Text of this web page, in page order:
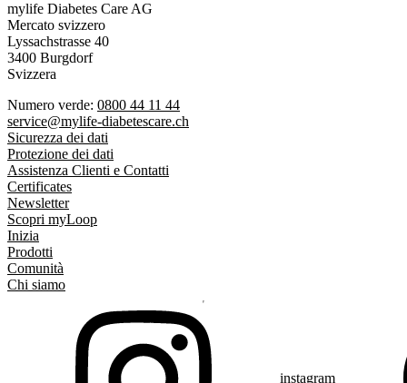
mylife Diabetes Care AG
Mercato svizzero
Lyssachstrasse 40
3400 Burgdorf
Svizzera
Numero verde: 0800 44 11 44
service@mylife-diabetescare.ch
Sicurezza dei dati
Protezione dei dati
Assistenza Clienti e Contatti
Certificates
Newsletter
Scopri myLoop
Inizia
Prodotti
Comunità
Chi siamo
instagram